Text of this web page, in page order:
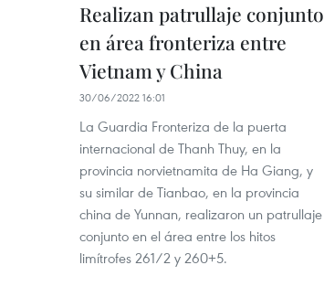
Realizan patrullaje conjunto
en área fronteriza entre
Vietnam y China
30/06/2022 16:01
La Guardia Fronteriza de la puerta
internacional de Thanh Thuy, en la
provincia norvietnamita de Ha Giang, y
su similar de Tianbao, en la provincia
china de Yunnan, realizaron un patrullaje
conjunto en el área entre los hitos
limítrofes 261/2 y 260+5.